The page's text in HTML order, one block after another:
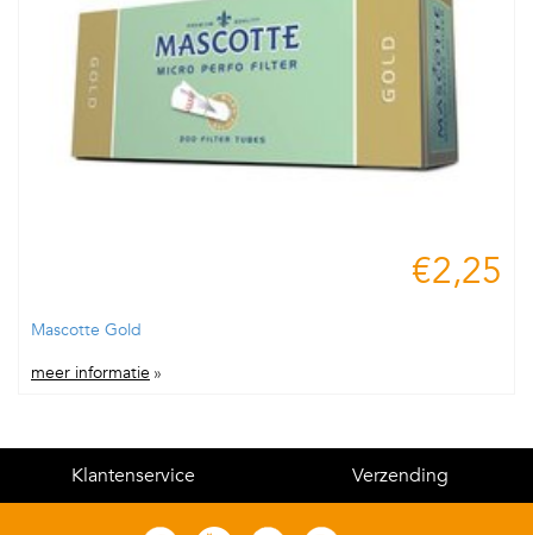
€2,25
Mascotte Gold
meer informatie »
Klantenservice Verzending